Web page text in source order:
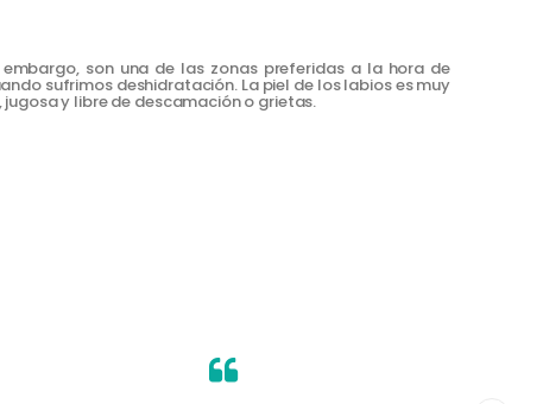
son una de las zonas preferidas a la hora de
sufrimos deshidratación. La piel de los labios es muy
y libre de descamación o grietas.